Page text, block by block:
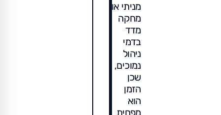
מניתי או
מחקה
מדד
בדמי
ניהול
נמוכים,
שכן
הזמן
הוא
מפחית